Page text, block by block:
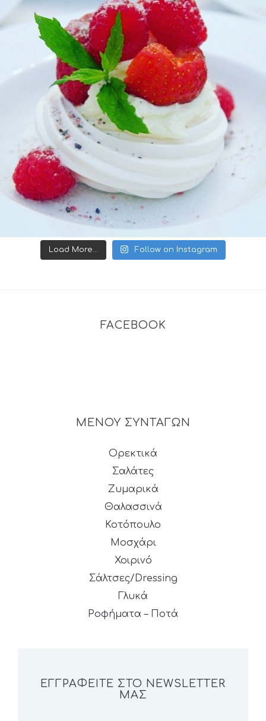
Load More... Follow on Instagram
FACEBOOK
ΜΕΝΟΥ ΣΥΝΤΑΓΩΝ
Ορεκτικά
Σαλάτες
Ζυμαρικά
Θαλασσινά
Κοτόπουλο
Μοσχάρι
Χοιρινό
Σάλτσες/Dressing
Γλυκά
Ροφήματα – Ποτά
ΕΓΓΡΑΦΕΊΤΕ ΣΤΟ NEWSLETTER
ΜΑΣ